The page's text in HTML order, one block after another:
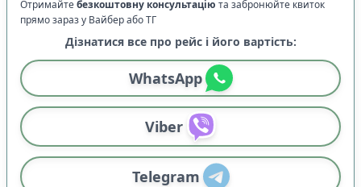
Отримайтебезкоштовну консультацію та забронюйте квиток
прямо зараз у Вайбер або ТГ
Дізнатися все про рейс і його вартість:
WhatsApp
Viber
Telegram